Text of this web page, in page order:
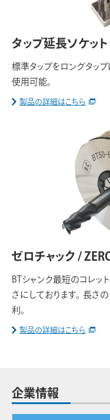
タップ延長ソケッ
標準タップをロングタッ
使用可能。
製品の詳細はこちら
ゼロチャック /
BTシャンク最短のコレッ
さにしております。 長さ
利。
製品の詳細はこちら
企業情報